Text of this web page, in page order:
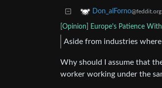
Don_alForno@feddit.org
[Opinion] Europe's Patience
Aside from industries
Why should I assume that
worker working under the